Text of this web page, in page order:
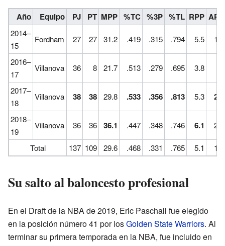
Año Equipo PJ PT MPP %TC %3P %TL RPP APP
2014–
15
Fordham 27 27 31.2 .419 .315 .794 5.5 1.0
2016–
17
Villanova 36 8 21.7 .513 .279 .695 3.8
2017–
18
Villanova 38 38 29.8 .533 .356 .813 5.3 2.2
2018–
19
Villanova 36 36 36.1 .447 .348 .746 6.1 2.1
Total 137 109 29.6 .468 .331 .765 5.1 1.5
Su salto al baloncesto profesional
En el Draft de la NBA de 2019, Eric Paschall fue elegido
en la posición número 41 por losGolden State Warriors. Al
terminar su primera temporada en la NBA, fue incluido en